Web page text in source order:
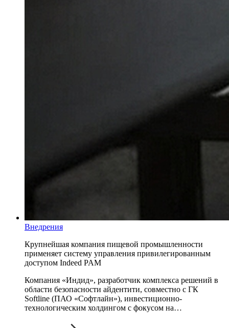
Внедрения
Крупнейшая компания пищевой промышленности
применяет систему управления привилегированным
доступом Indeed PAM
Компания «Индид», разработчик комплекса решений в
области безопасности айдентити, совместно с ГК
Softline (ПАО «Софтлайн»), инвестиционно-
технологическим холдингом с фокусом на…